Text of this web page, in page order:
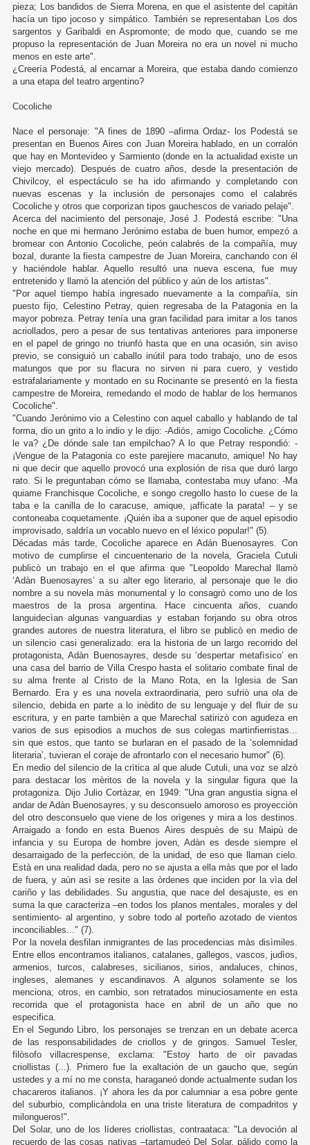
pieza; Los bandidos de Sierra Morena, en que el asistente del capitán
hacía un tipo jocoso y simpático. También se representaban Los dos
sargentos y Garibaldi en Aspromonte; de modo que, cuando se me
propuso la representación de Juan Moreira no era un novel ni mucho
menos en este arte".
¿Creería Podestá, al encarnar a Moreira, que estaba dando comienzo
a una etapa del teatro argentino?
Cocoliche
Nace el personaje: "A fines de 1890 –afirma Ordaz- los Podestá se
presentan en Buenos Aires con Juan Moreira hablado, en un corralón
que hay en Montevideo y Sarmiento (donde en la actualidad existe un
viejo mercado). Después de cuatro años, desde la presentación de
Chivilcoy, el espectáculo se ha ido afirmando y completando con
nuevas escenas y la inclusión de personajes como el calabrés
Cocoliche y otros que corporizan tipos gauchescos de variado pelaje".
Acerca del nacimiento del personaje, José J. Podestá escribe: "Una
noche en que mi hermano Jerónimo estaba de buen humor, empezó a
bromear con Antonio Cocoliche, peón calabrés de la compañía, muy
bozal, durante la fiesta campestre de Juan Moreira, canchando con él
y haciéndole hablar. Aquello resultó una nueva escena, fue muy
entretenido y llamó la atención del público y aún de los artistas".
"Por aquel tiempo había ingresado nuevamente a la compañía, sin
puesto fijo, Celestino Petray, quien regresaba de la Patagonia en la
mayor pobreza. Petray tenía una gran facilidad para imitar a los tanos
acriollados, pero a pesar de sus tentativas anteriores para imponerse
en el papel de gringo no triunfó hasta que en una ocasión, sin aviso
previo, se consiguió un caballo inútil para todo trabajo, uno de esos
matungos que por su flacura no sirven ni para cuero, y vestido
estrafalariamente y montado en su Rocinante se presentó en la fiesta
campestre de Moreira, remedando el modo de hablar de los hermanos
Cocoliche".
"Cuando Jerónimo vio a Celestino con aquel caballo y hablando de tal
forma, dio un grito a lo indio y le dijo: -Adiós, amigo Cocoliche. ¿Cómo
le va? ¿De dónde sale tan empilchao? A lo que Petray respondió: -
¡Vengue de la Patagonia co este parejiere macanuto, amique! No hay
ni que decir que aquello provocó una explosión de risa que duró largo
rato. Si le preguntaban cómo se llamaba, contestaba muy ufano: -Ma
quiame Franchisque Cocoliche, e songo cregollo hasto lo cuese de la
taba e la canilla de lo caracuse, amique, ¡afficate la parata! – y se
contoneaba coquetamente. ¡Quién iba a suponer que de aquel episodio
improvisado, saldría un vocablo nuevo en el léxico popular!" (5).
Décadas más tarde, Cocoliche aparece en Adán Buenosayres. Con
motivo de cumplirse el cincuentenario de la novela, Graciela Cutuli
publicò un trabajo en el que afirma que "Leopoldo Marechal llamò
‘Adàn Buenosayres’ a su alter ego literario, al personaje que le dio
nombre a su novela màs monumental y lo consagrò como uno de los
maestros de la prosa argentina. Hace cincuenta años, cuando
languidecìan algunas vanguardias y estaban forjando su obra otros
grandes autores de nuestra literatura, el libro se publicò en medio de
un silencio casi generalizado: era la historia de un largo recorrido del
protagonista, Adàn Buenosayres, desde su ‘despertar metafìsico’ en
una casa del barrio de Villa Crespo hasta el solitario combate final de
su alma frente al Cristo de la Mano Rota, en la Iglesia de San
Bernardo. Era y es una novela extraordinaria, pero sufriò una ola de
silencio, debida en parte a lo inèdito de su lenguaje y del fluir de su
escritura, y en parte tambièn a que Marechal satirizò con agudeza en
varios de sus episodios a muchos de sus colegas martinfierristas...
sin que estos, que tanto se burlaran en el pasado de la ‘solemnidad
literaria’, tuvieran el coraje de afrontarlo con el necesario humor" (6).
En medio del silencio de la crìtica al que alude Cutuli, una voz se alzò
para destacar los mèritos de la novela y la singular figura que la
protagoniza. Dijo Julio Cortàzar, en 1949: "Una gran angustia signa el
andar de Adàn Buenosayres, y su desconsuelo amoroso es proyecciòn
del otro desconsuelo que viene de los orìgenes y mira a los destinos.
Arraigado a fondo en esta Buenos Aires despuès de su Maipù de
infancia y su Europa de hombre joven, Adàn es desde siempre el
desarraigado de la perfecciòn, de la unidad, de eso que llaman cielo.
Està en una realidad dada, pero no se ajusta a ella màs que por el lado
de fuera, y aùn asì se resite a las òrdenes que inciden por la vìa del
cariño y las debilidades. Su angustia, que nace del desajuste, es en
suma la que caracteriza –en todos los planos mentales, morales y del
sentimiento- al argentino, y sobre todo al porteño azotado de vientos
inconciliables..." (7).
Por la novela desfilan inmigrantes de las procedencias màs disìmiles.
Entre ellos encontramos italianos, catalanes, gallegos, vascos, judìos,
armenios, turcos, calabreses, sicilianos, sirios, andaluces, chinos,
ingleses, alemanes y escandinavos. A algunos solamente se los
menciona; otros, en cambio, son retratados minuciosamente en esta
recorrida que el protagonista hace en abril de un año que no
especifica.
En el Segundo Libro, los personajes se trenzan en un debate acerca
de las responsabilidades de criollos y de gringos. Samuel Tesler,
filòsofo villacrespense, exclama: "Estoy harto de oìr pavadas
criollistas (...). Primero fue la exaltación de un gaucho que, según
ustedes y a mí no me consta, haraganeó donde actualmente sudan los
chacareros italianos. ¡Y ahora les da por calumniar a esa pobre gente
del suburbio, complicàndola en una triste literatura de compadritos y
milongueros!".
Del Solar, uno de los líderes criollistas, contraataca: "La devoción al
recuerdo de las cosas nativas –tartamudeó Del Solar, pálido como la